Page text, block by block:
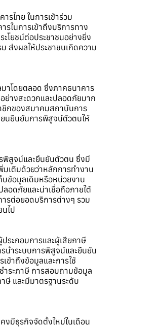
ไทย ในการเข้าร่วม
ในการเข้าถึงบริการทาง
โยชน์ต่อประชาชนอย่างยิ่ง
ส่งผลให้ประชาชนเกิดความ
าโดยตลอด ซึ่งภาคธนาคาร
ย่างสะดวกและปลอดภัยมาก
ชิกของสมาคมสถาบันการ
ยนยืนยันการพิสูจน์ตัวตนให้
พิสูจน์และยืนยันตัวตน ซึ่งมี
มเติมด้วยว่าหลักการทำงาน
บข้อมูลเดิมหรือหน่วยงาน
อดภัยและน่าเชื่อถือภายใต้
รต่อยอดบริการต่างๆ รวม
ไป
ประกอบการและผู้เสียภาษี
นำระบบการพิสูจน์และยืนยัน
ข้าถึงข้อมูลและการใช้
ำระภาษี การสอบถามข้อมูล
ษี และมีมาตรฐานระดับ
งมีธุรกิจจัดตั้งใหม่ในเดือน